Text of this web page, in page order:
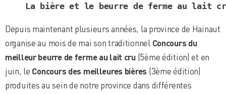
La bière et le beurre de ferme au lait
Depuis maintenant plusieurs années, la province de Hainaut
organise au mois de mai son traditionnel Concours du
meilleur beurre de ferme au lait cru(5ème édition) et en
juin, le Concours des meilleures bières (3ème édition)
produites au sein de notre province dans différentes